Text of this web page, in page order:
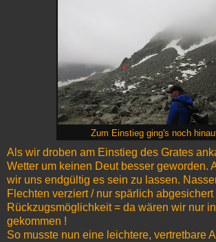
Zum Einstieg ging's noch
Als wir droben am Einstieg des Grates
Wetter um keinen Deut besser geworden.
wir uns endgültig es sein zu lassen.
Flechten verziert / nur spärlich
Rückzugsmöglichkeit = da wären wir nur
gekommen !
So musste nun eine leichtere, vertretbare